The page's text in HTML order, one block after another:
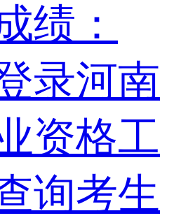
绩：
录河南
资格工
询考生